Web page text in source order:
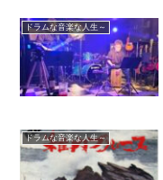
ドラムな音楽な人生～
ドラムな音楽な人生～